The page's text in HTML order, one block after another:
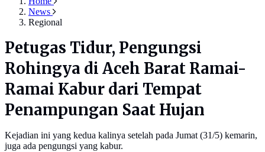
News
Regional
Petugas Tidur, Pengungsi
Rohingya di Aceh Barat Ramai-
Ramai Kabur dari Tempat
Penampungan Saat Hujan
Kejadian ini yang kedua kalinya setelah pada Jumat (31/5) kemarin,
juga ada pengungsi yang kabur.